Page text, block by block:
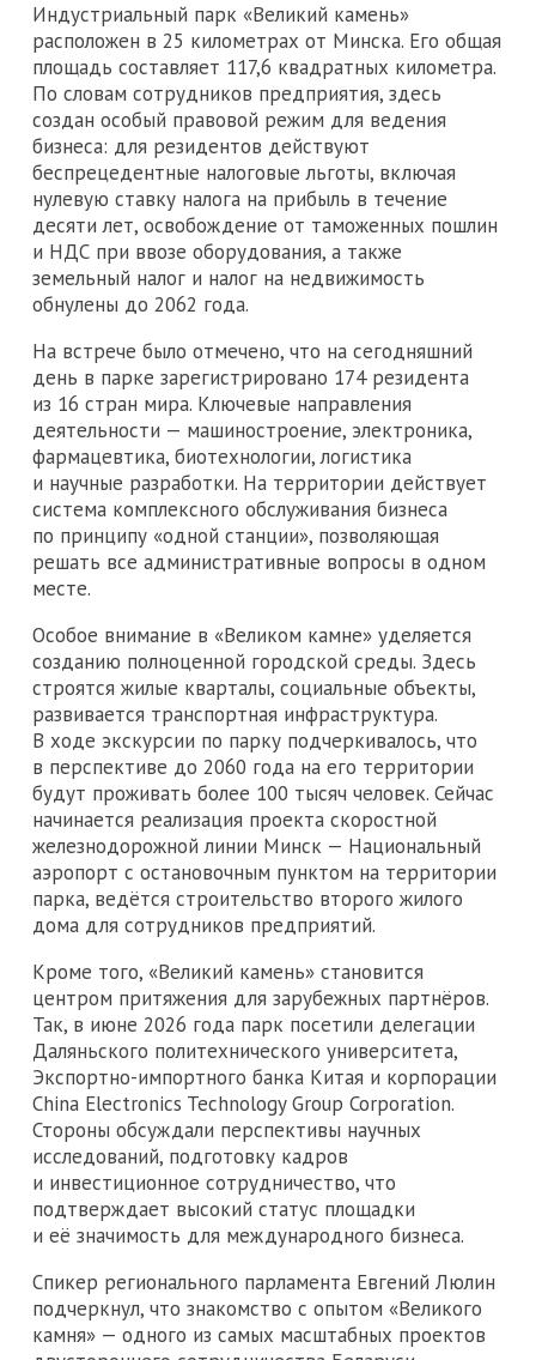
Индустриальный парк «Великий камень»
расположен в 25 километрах от Минска. Его общая
площадь составляет 117,6 квадратных километра.
По словам сотрудников предприятия, здесь
создан особый правовой режим для ведения
бизнеса: для резидентов действуют
беспрецедентные налоговые льготы, включая
нулевую ставку налога на прибыль в течение
десяти лет, освобождение от таможенных пошлин
и НДС при ввозе оборудования, а также
земельный налог и налог на недвижимость
обнулены до 2062 года.
На встрече было отмечено, что на сегодняшний
день в парке зарегистрировано 174 резидента
из 16 стран мира. Ключевые направления
деятельности — машиностроение, электроника,
фармацевтика, биотехнологии, логистика
и научные разработки. На территории действует
система комплексного обслуживания бизнеса
по принципу «одной станции», позволяющая
решать все административные вопросы в одном
месте.
Особое внимание в «Великом камне» уделяется
созданию полноценной городской среды. Здесь
строятся жилые кварталы, социальные объекты,
развивается транспортная инфраструктура.
В ходе экскурсии по парку подчеркивалось, что
в перспективе до 2060 года на его территории
будут проживать более 100 тысяч человек. Сейчас
начинается реализация проекта скоростной
железнодорожной линии Минск — Национальный
аэропорт с остановочным пунктом на территории
парка, ведётся строительство второго жилого
дома для сотрудников предприятий.
Кроме того, «Великий камень» становится
центром притяжения для зарубежных партнёров.
Так, в июне 2026 года парк посетили делегации
Даляньского политехнического университета,
Экспортно-импортного банка Китая и корпорации
China Electronics Technology Group Corporation.
Стороны обсуждали перспективы научных
исследований, подготовку кадров
и инвестиционное сотрудничество, что
подтверждает высокий статус площадки
и её значимость для международного бизнеса.
Спикер регионального парламента Евгений Люлин
подчеркнул, что знакомство с опытом «Великого
камня» — одного из самых масштабных проектов